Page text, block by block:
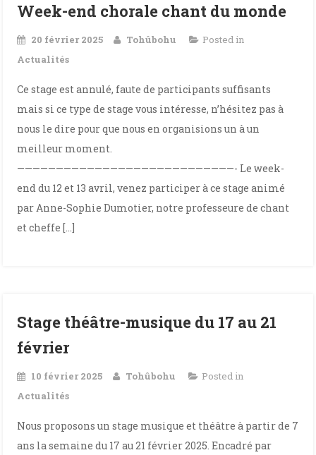
Week-end chorale chant du monde
20 février 2025 Tohûbohu
Posted in
Actualités
Ce stage est annulé, faute de participants suffisants
mais si ce type de stage vous intéresse, n’hésitez pas à
nous le dire pour que nous en organisions un à un
meilleur moment.
————————————————————————————- Le week-
end du 12 et 13 avril, venez participer à ce stage animé
par Anne-Sophie Dumotier, notre professeure de chant
et cheffe […]
Stage théâtre-musique du 17 au 21
février
10 février 2025 Tohûbohu
Posted in
Actualités
Nous proposons un stage musique et théâtre à partir de 7
ans la semaine du 17 au 21 février 2025. Encadré par